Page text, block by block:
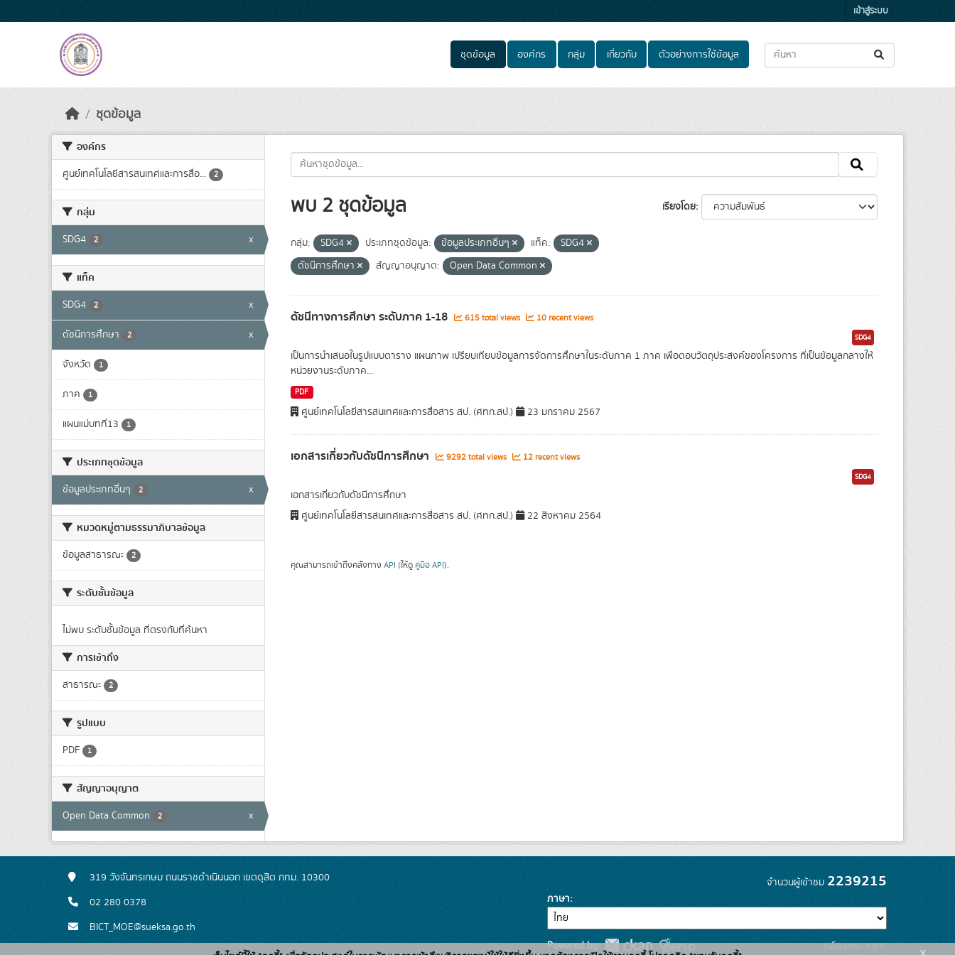
เข้าสู่ระบบ
ชุดข้อมูล องค์กร กลุ่ม เกี่ยวกับ ตัวอย่างการใช้ข้อมูล
ชุดข้อมูล
องค์กร
ศูนย์เทคโนโลยีสารสนเทศและการสื่อ... 2
กลุ่ม
SDG4 2 x
แท็ค
SDG4 2 x
ดัชนีการศึกษา 2 x
จังหวัด 1
ภาค 1
แผนแม่บทที่13 1
ประเภทชุดข้อมูล
ข้อมูลประเภทอื่นๆ 2 x
หมวดหมู่ตามธรรมาภิบาลข้อมูล
ข้อมูลสาธารณะ 2
ระดับชั้นข้อมูล
ไม่พบ ระดับชั้นข้อมูล ที่ตรงกับที่ค้นหา
การเข้าถึง
สาธารณะ 2
รูปแบบ
PDF 1
สัญญาอนุญาต
Open Data Common 2 x
เรียงโดย
พบ 2 ชุดข้อมูล
กลุ่ม: SDG4 ประเภทชุดข้อมูล: ข้อมูลประเภทอื่นๆ แท็ค:
SDG4
ดัชนีการศึกษา
สัญญาอนุญาต: Open Data Common
ดัชนีทางการศึกษา ระดับภาค 1-18 615 total views 10 recent views
SDG4
เป็นการนำเสนอในรูปแบบตาราง แผนภาพ เปรียบเทียบข้อมูลการจัดการศึกษาในระดับภาค 1 ภาค เพื่อตอบวัตถุประสงค์ของโครงการ ที่เป็นข้อมูลกลางให้
หน่วยงานระดับภาค...
PDF
ศูนย์เทคโนโลยีสารสนเทศและการสื่อสาร สป. (ศทก.สป.) 23 มกราคม 2567
เอกสารเกี่ยวกับดัชนีการศึกษา 9292 total views 12 recent views
SDG4
เอกสารเกี่ยวกับดัชนีการศึกษา
ศูนย์เทคโนโลยีสารสนเทศและการสื่อสาร สป. (ศทก.สป.)
22 สิงหาคม 2564
คุณสามารถเข้าถึงคลังทาง API (ให้ดู คู่มือ API).
319 วังจันทรเกษม ถนนราชดำเนินนอก เขตดุสิต กทม. 10300
02 280 0378
BICT_MOE@sueksa.go.th
จำนวนผู้เข้าชม 2239215
ภาษา
Powered by: รุ่นโปรแกรม: 3.0.0